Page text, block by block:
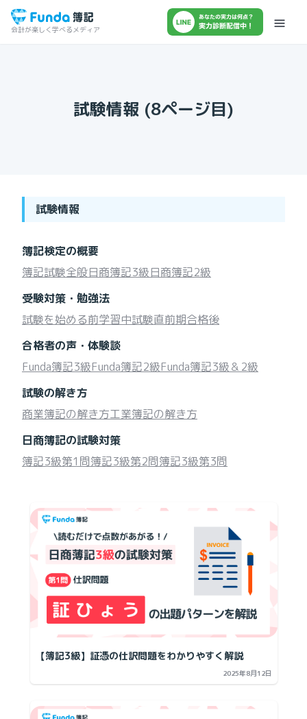
会計が楽しく学べるメディア
試験情報 (8ページ目)
試験情報
簿記検定の概要
簿記試験全般日商簿記3級日商簿記2級
受験対策・勉強法
試験を始める前学習中試験直前期合格後
合格者の声・体験談
Funda簿記3級Funda簿記2級Funda簿記3級＆2級
試験の解き方
商業簿記の解き方工業簿記の解き方
日商簿記の試験対策
簿記3級第1問簿記3級第2問簿記3級第3問
【簿記3級】証憑の仕訳問題をわかりやすく解説
2025年8月12日